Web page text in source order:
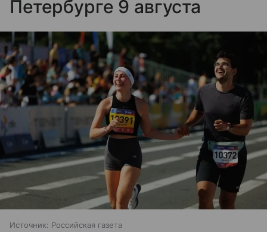
Петербурге 9 августа
Источник: Российская газета